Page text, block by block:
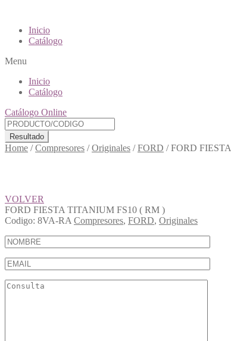
Inicio
Catálogo
Menu
Inicio
Catálogo
Catálogo Online
Resultado
Home /Compresores /Originales /FORD /FORD
VOLVER
FORD FIESTA TITANIUM FS10 ( RM )
Codigo: 8VA-RA Compresores, FORD, Originales